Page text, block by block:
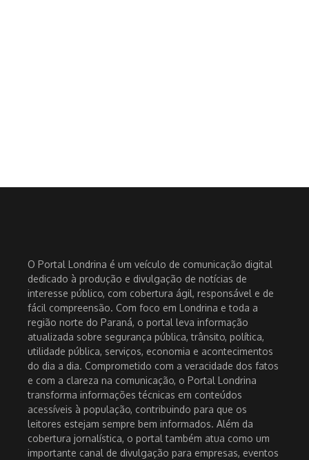
O Portal Londrina é um veículo de comunicação digital
dedicado à produção e divulgação de notícias de
interesse público, com cobertura ágil, responsável e de
fácil compreensão. Com foco em Londrina e toda a
região norte do Paraná, o portal leva informação
atualizada sobre segurança pública, trânsito, política,
utilidade pública, serviços, economia e acontecimentos
do dia a dia. Comprometido com a veracidade dos fatos
e com a clareza na comunicação, o Portal Londrina
transforma informações técnicas em conteúdos
acessíveis à população, contribuindo para que os
leitores estejam sempre bem informados. Além da
cobertura jornalística, o portal também atua como um
importante canal de divulgação para empresas, eventos